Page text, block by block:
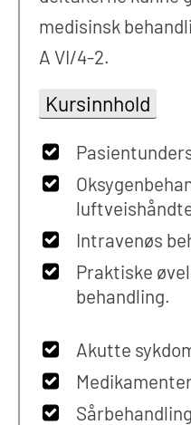
medisinsk
A VI/4-2.
Kursinnhold
Intravenøs
Praktiske
behandling.
Akutte
Sårbehandling